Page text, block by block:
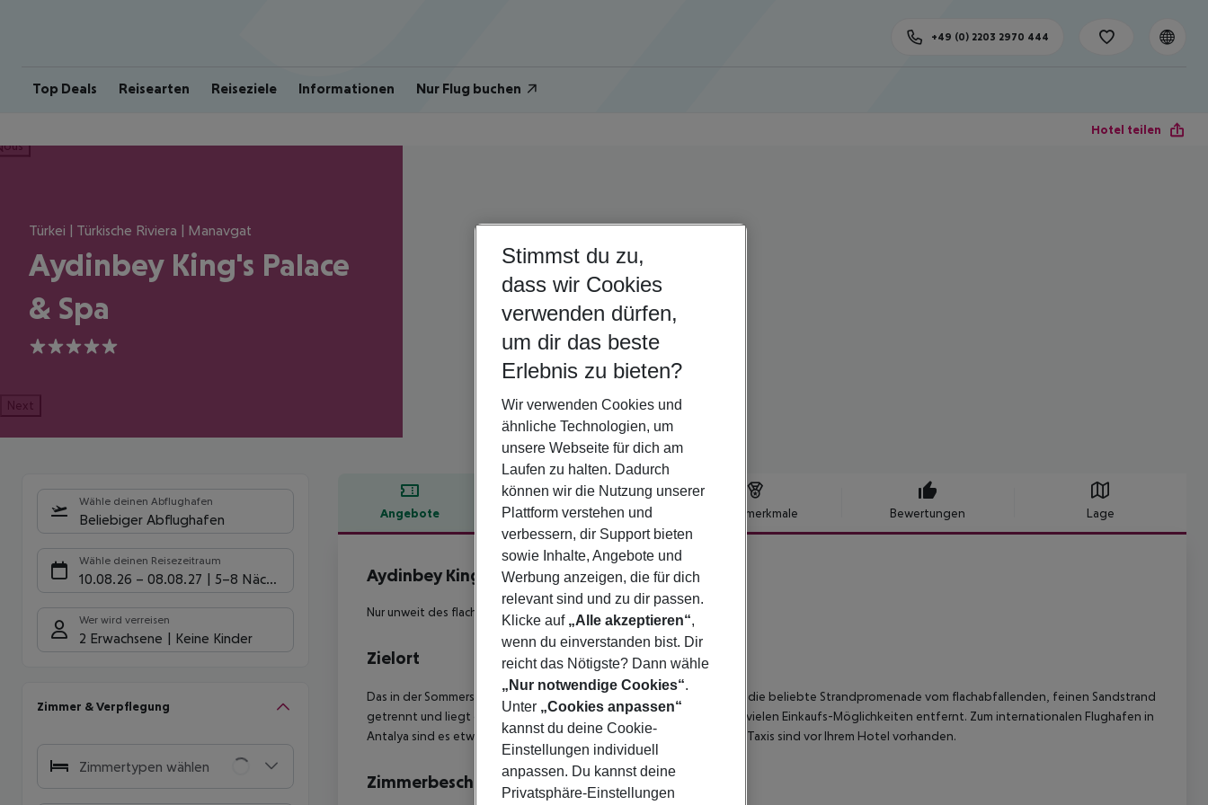
Top Deals Reisearten Reiseziele Informationen Nur Flug buchen
+49 (0) 2203 2970 444
Hotel teilen
Türkei | Türkische Riviera | Manavgat
Aydinbey King's Palace
& Spa
5
Next
Wähle deinen Abflughafen
Beliebiger Abflughafen
Wähle deinen Reisezeitraum
10.08.26 – 08.08.27 5-8 Nächte
Wer wird verreisen
2 Erwachsene Keine Kinder
Zimmer & Verpflegung
Zimmertypen wählen
Angebote Hotelbeschreibung Hotelmerkmale Bewertungen Lage
Hotelbeschreibung
Aydinbey King's Palace & Spa
5
Nur unweit des flachabfallenden, feinen Sandstrandes gelegen.
Zielort
Das in der Sommersaison 2008 eröffnete Komforthotel ist nur durch die beliebte Strandpromenade vom flachabfallenden, feinen Sandstrand
getrennt und liegt ca. 10 km vom historischen Ortskern von Side mit vielen Einkaufs-Möglichkeiten entfernt. Zum internationalen Flughafen in
Antalya sind es etwa 60 km. Öffentliche Minibus-Verbindungen und Taxis sind vor Ihrem Hotel vorhanden.
Zimmerbeschreibung
Stimmst du zu,
dass wir Cookies
verwenden dürfen,
um dir das beste
Erlebnis zu bieten?
Wir verwenden Cookies und
ähnliche Technologien, um
unsere Webseite für dich am
Laufen zu halten. Dadurch
können wir die Nutzung unserer
Plattform verstehen und
verbessern, dir Support bieten
sowie Inhalte, Angebote und
Werbung anzeigen, die für dich
relevant sind und zu dir passen.
Klicke auf „Alle akzeptieren“,
wenn du einverstanden bist. Dir
reicht das Nötigste? Dann wähle
„Nur notwendige Cookies“.
Unter „Cookies anpassen“
kannst du deine Cookie-
Einstellungen individuell
anpassen. Du kannst deine
Privatsphäre-Einstellungen